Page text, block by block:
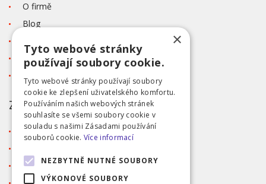
O firmě
Blog
Tabulka velikostí
Ochrana osobních údajů GDPR
ZÁKAZNICKÝ SERVIS
Obchodní podmínky
Reklamace
×
Tyto webové stránky
používají soubory cookie.
Tyto webové stránky používají soubory
cookie ke zlepšení uživatelského komfortu.
Používáním našich webových stránek
souhlasíte se všemi soubory cookie v
souladu s našimi Zásadami používání
souborů cookie. Více informací
NEZBYTNĚ NUTNÉ SOUBORY
VÝKONOVÉ SOUBORY